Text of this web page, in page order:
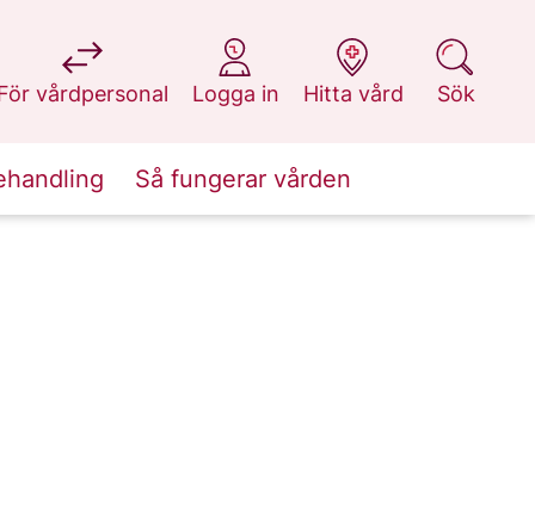
vårdpersonal
på 1177.se
Logga in
på 1177.se
Hitta vård
på 1177.se
Sök
på 1177.se
Så fungerar vården